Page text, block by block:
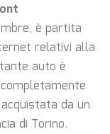
è partita
relativi alla
auto è
da un
di Torino.